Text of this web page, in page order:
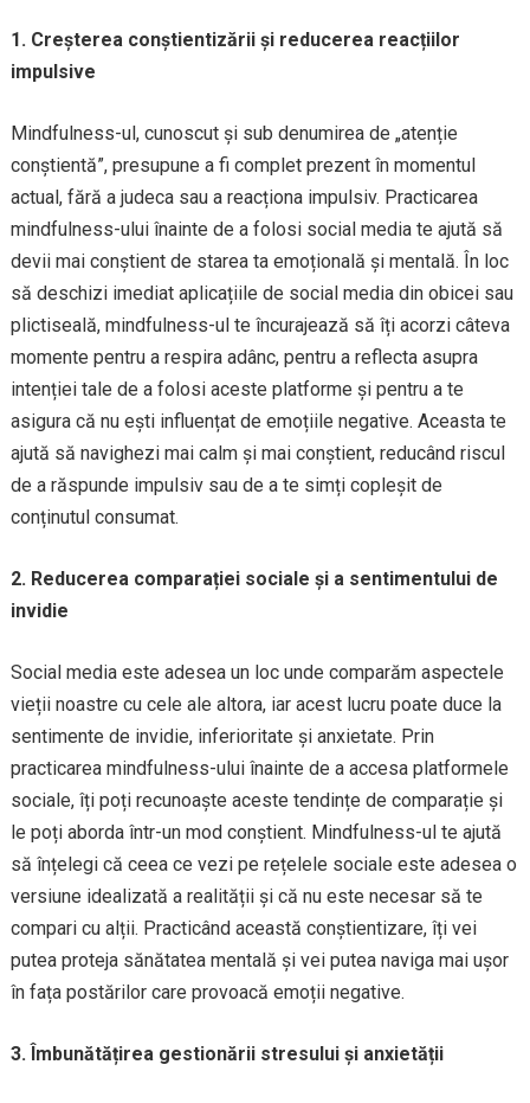
1. Creșterea conștientizării și reducerea reacțiilor
impulsive
Mindfulness-ul, cunoscut și sub denumirea de „atenție
conștientă”, presupune a fi complet prezent în momentul
actual, fără a judeca sau a reacționa impulsiv. Practicarea
mindfulness-ului înainte de a folosi social media te ajută să
devii mai conștient de starea ta emoțională și mentală. În loc
să deschizi imediat aplicațiile de social media din obicei sau
plictiseală, mindfulness-ul te încurajează să îți acorzi câteva
momente pentru a respira adânc, pentru a reflecta asupra
intenției tale de a folosi aceste platforme și pentru a te
asigura că nu ești influențat de emoțiile negative. Aceasta te
ajută să navighezi mai calm și mai conștient, reducând riscul
de a răspunde impulsiv sau de a te simți copleșit de
conținutul consumat.
2. Reducerea comparației sociale și a sentimentului de
invidie
Social media este adesea un loc unde comparăm aspectele
vieții noastre cu cele ale altora, iar acest lucru poate duce la
sentimente de invidie, inferioritate și anxietate. Prin
practicarea mindfulness-ului înainte de a accesa platformele
sociale, îți poți recunoaște aceste tendințe de comparație și
le poți aborda într-un mod conștient. Mindfulness-ul te ajută
să înțelegi că ceea ce vezi pe rețelele sociale este adesea o
versiune idealizată a realității și că nu este necesar să te
compari cu alții. Practicând această conștientizare, îți vei
putea proteja sănătatea mentală și vei putea naviga mai ușor
în fața postărilor care provoacă emoții negative.
3. Îmbunătățirea gestionării stresului și anxietății